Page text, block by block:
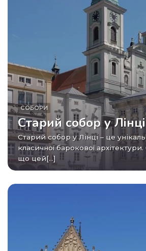
СОБОРИ
Старий собор у Лінці
Старий собор у Лінці – це унікальний зразок
класичної барокової
що цей[...]